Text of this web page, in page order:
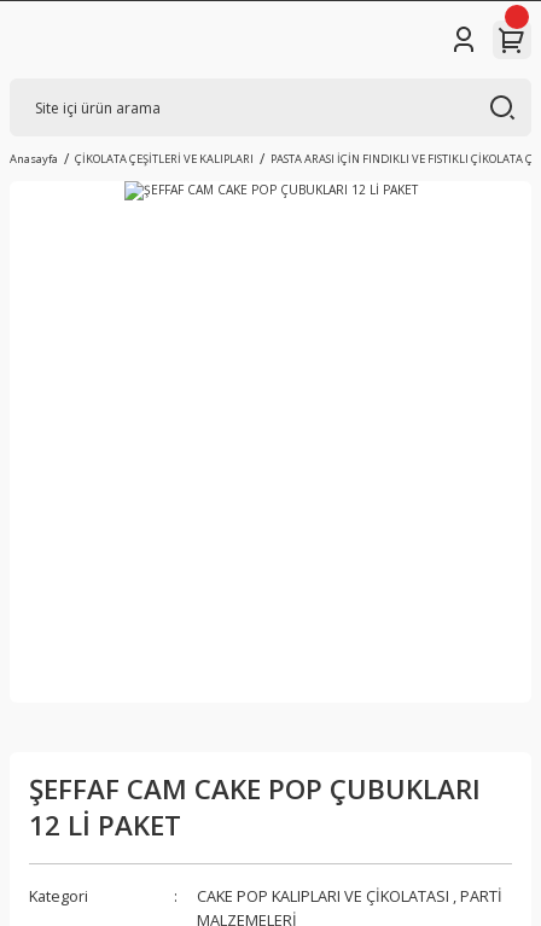
Anasayfa ÇİKOLATA ÇEŞİTLERİ VE KALIPLARI PASTA ARASI İÇİN FINDIKLI VE FISTIKLI ÇİKOLATA
ŞEFFAF CAM CAKE POP ÇUBUKLARI
12 Lİ PAKET
Kategori CAKE POP KALIPLARI VE ÇİKOLATASI ,PARTİ
MALZEMELERİ